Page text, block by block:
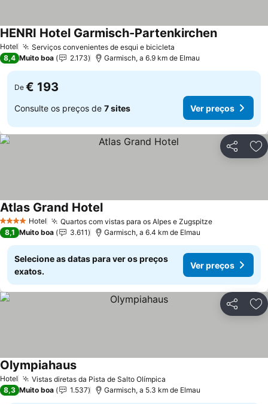
Hotel Serviços convenientes de esqui e bicicleta
HENRI Hotel Garmisch-PartenkirchenVer preços
8,4 Muito boa 2.173 Garmisch, a 6.9 km de Elmau
De € 193
Consulte os preços de 7 sites Ver preços
Partilhar
4 EstrelasHotel Quartos com vistas para os Alpes e ZugspitzeVer preços
Atlas Grand HotelVer preços
8,1 Muito boa 3.611 Garmisch, a 6.4 km de Elmau
Selecione as datas para ver os preços
exatos.
Ver preços
Partilhar
Hotel Vistas diretas da Pista de Salto Olímpica
OlympiahausVer preços
8,3 Muito boa 1.537 Garmisch, a 5.3 km de Elmau